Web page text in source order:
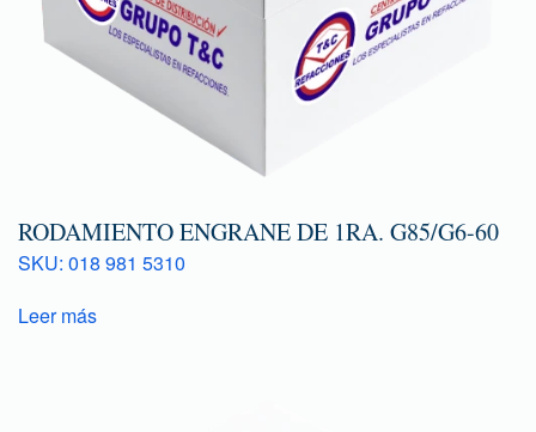
RODAMIENTO ENGRANE DE 1RA. G85/G6-60
SKU: 018 981 5310
Leer más